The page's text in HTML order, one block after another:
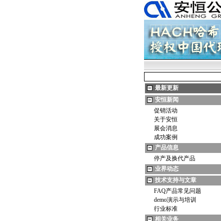
最新更新
安恒新闻
促销活动
关于安恒
展会消息
成功案例
产品信息
停产及换代产品
业界动态
技术支持与文章
FAQ产品常见问题
demo演示与培训
行业标准
相关业务